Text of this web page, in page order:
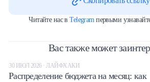
Читайте нас вTelegram первыми
Вас также может
30 ИЮЛ 2026 · ЛАЙФХАКИ
Распределение бюджета на месяц: как